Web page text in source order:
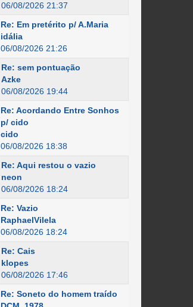
06/08/2026 21:37
Re: Em pretérito p/ A.Maria
idália
06/08/2026 21:26
Re: sem pontuação
Azke
06/08/2026 19:44
Re: Acordando Entre Sonhos
p/ cido
cido
06/08/2026 18:38
Re: Aqui restou o vazio
neon
06/08/2026 18:24
Re: Vazio
RaphaelVilela
06/08/2026 18:24
Re: Cais
klopes
06/08/2026 17:46
Re: Soneto do homem traído